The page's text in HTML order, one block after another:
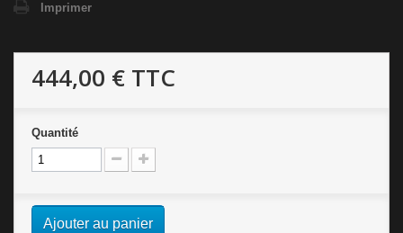
Imprimer
444,00 € TTC
Quantité
Ajouter au panier